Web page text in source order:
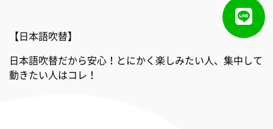
【日本語吹替】
日本語吹替だから安心！とにかく楽しみたい人、集中して
動きたい人はコレ！